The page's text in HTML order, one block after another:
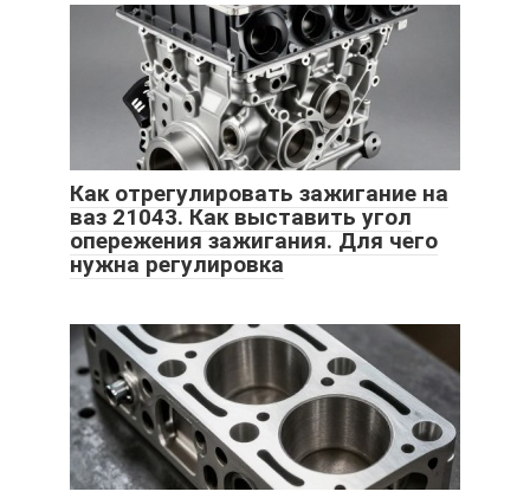
Как отрегулировать зажигание на
ваз 21043. Как выставить угол
опережения зажигания. Для чего
нужна регулировка